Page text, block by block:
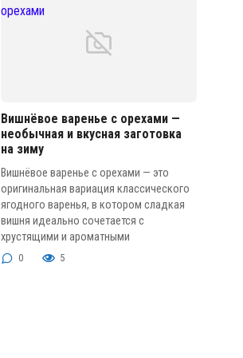
Вишнёвое варенье с орехами —
необычная и вкусная заготовка
на зиму
Вишнёвое варенье с орехами — это
оригинальная вариация классического
ягодного варенья, в котором сладкая
вишня идеально сочетается с
хрустящими и ароматными
0 5